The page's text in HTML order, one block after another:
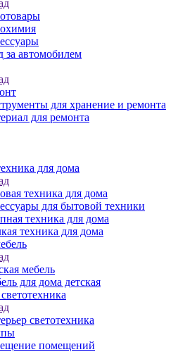
за автомобилем
для хранение и ремонта
для ремонта
для дома
техника для дома
для бытовой техники
техника для дома
техника для дома
мебель
для дома детская
светотехника
помещений